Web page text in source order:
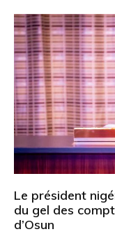
Le président
du gel des
d’Osun